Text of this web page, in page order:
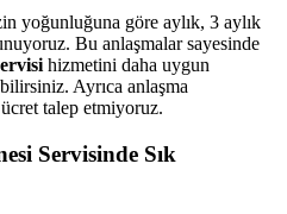
yoğunluğuna göre aylık, 3 aylık
Bu anlaşmalar sayesinde
hizmetini daha uygun
Ayrıca anlaşma
talep etmiyoruz.
Servisinde Sık